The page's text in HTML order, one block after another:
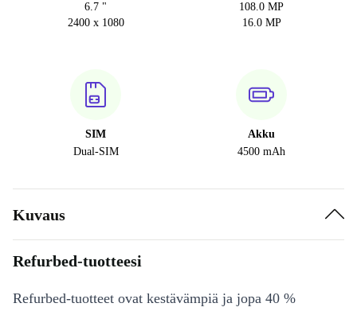
6.7 "
2400 x 1080
108.0 MP
16.0 MP
SIM
Dual-SIM
Akku
4500 mAh
Kuvaus
Refurbed-tuotteesi
Refurbed-tuotteet ovat kestävämpiä ja jopa 40 %